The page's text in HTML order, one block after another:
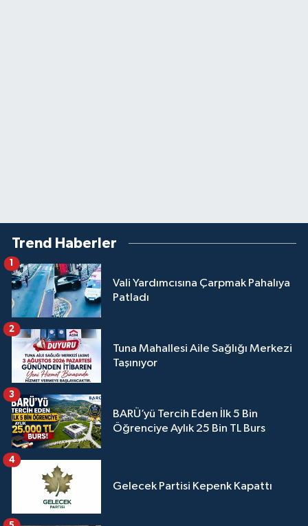
Trend Haberler
Vali Yardımcısına Çarpmak Pahalıya
Patladı
1
Tuna Mahallesi Aile Sağlığı Merkezi
Taşınıyor
2
BARÜ’yü Tercih Eden İlk 5 Bin
Öğrenciye Aylık 25 Bin TL Burs
3
Gelecek Partisi Kepenk Kapattı
4